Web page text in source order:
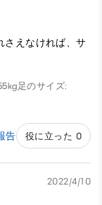
さえなければ、サ
足のサイズ:
告 役に立った 0
2022/4/10